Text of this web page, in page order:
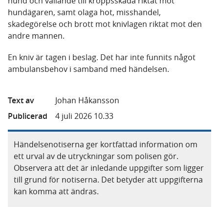
hundägaren, samt olaga hot, misshandel,
skadegörelse och brott mot knivlagen riktat mot den
andre mannen.
En kniv är tagen i beslag. Det har inte funnits något
ambulansbehov i samband med händelsen.
Text av
Johan Håkansson
Publicerad
4 juli 2026 10.33
Händelsenotiserna ger kortfattad information om
ett urval av de utryckningar som polisen gör.
Observera att det är inledande uppgifter som ligger
till grund för notiserna. Det betyder att uppgifterna
kan komma att ändras.